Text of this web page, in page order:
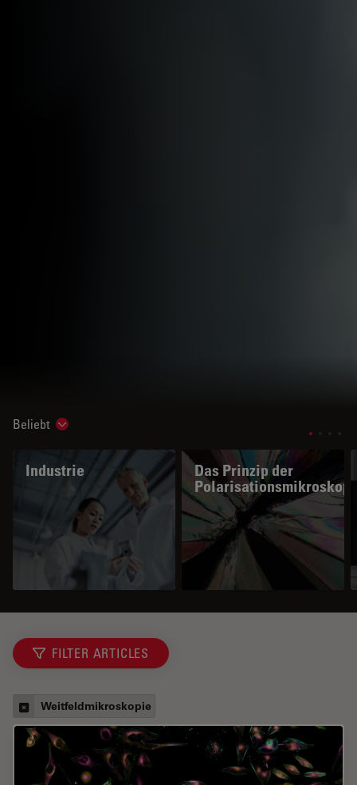
Beliebt Show subnavigation
Industrie
Das Prinzip der
FILTER ARTICLES
Weitfeldmikroskopie